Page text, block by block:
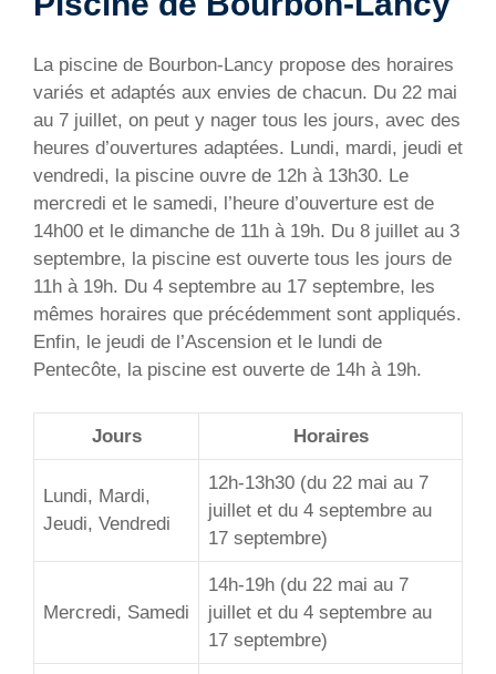
La piscine de Bourbon-Lancy propose des horaires
variés et adaptés aux envies de chacun. Du 22 mai
au 7 juillet, on peut y nager tous les jours, avec des
heures d’ouvertures adaptées. Lundi, mardi, jeudi et
vendredi, la piscine ouvre de 12h à 13h30. Le
mercredi et le samedi, l’heure d’ouverture est de
14h00 et le dimanche de 11h à 19h. Du 8 juillet au 3
septembre, la piscine est ouverte tous les jours de
11h à 19h. Du 4 septembre au 17 septembre, les
mêmes horaires que précédemment sont appliqués.
Enfin, le jeudi de l’Ascension et le lundi de
Pentecôte, la piscine est ouverte de 14h à 19h.
Jours Horaires
Lundi, Mardi,
Jeudi, Vendredi
12h-13h30 (du 22 mai au 7
juillet et du 4 septembre au
17 septembre)
Mercredi, Samedi
14h-19h (du 22 mai au 7
juillet et du 4 septembre au
17 septembre)